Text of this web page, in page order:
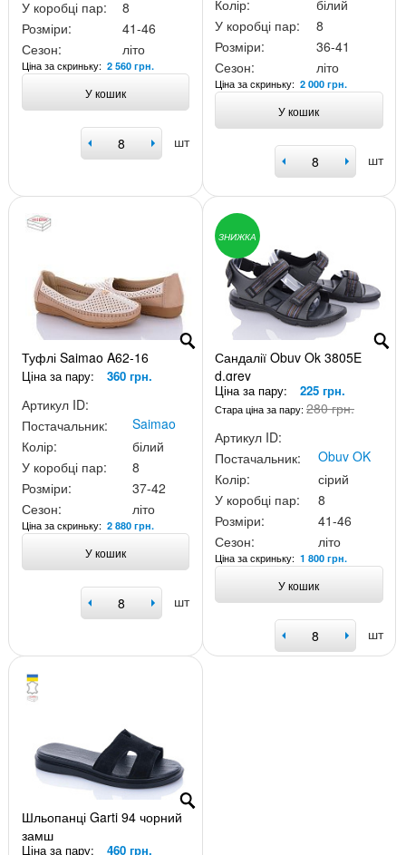
У коробці пар:
8
Розміри:
41-46
Сезон:
літо
Ціна за скриньку: 2 560 грн.
У кошик
шт
Колір:
білий
У коробці пар:
8
Розміри:
36-41
Сезон:
літо
Ціна за скриньку:2 000 грн.
У кошик
шт
Туфлі Saimao A62-16
Ціна за пару: 360 грн.
Артикул ID:
Постачальник:
Saimao
Колір:
білий
У коробці пар:
8
Розміри:
37-42
Сезон:
літо
Ціна за скриньку: 2 880 грн.
У кошик
шт
ЗНИЖКА
Сандалії Obuv Ok 3805E
d.grey
Ціна за пару: 225 грн.
Стара ціна за пару:280 грн.
Артикул ID:
Постачальник:
Obuv OK
Колір:
сірий
У коробці пар:
8
Розміри:
41-46
Сезон:
літо
Ціна за скриньку:1 800 грн.
У кошик
шт
Шльопанці Garti 94 чорний
замш
Ціна за пару: 460 грн.